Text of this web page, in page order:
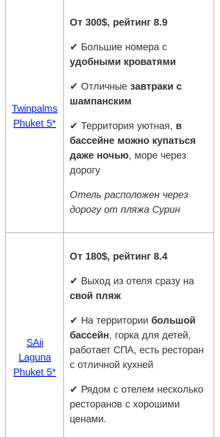
Twinpalms
Phuket 5*
От 300$, рейтинг 8.9
✔ Большие номера с
удобными кроватями
✔ Отличныезавтраки с
шампанским
✔ Территория уютная, в
бассейне можно купаться
даже ночью, море через
дорогу
Отель расположен через
дорогу от пляжа Сурин
SAii
Laguna
Phuket 5*
От 180$, рейтинг 8.4
✔ Выход из отеля сразу на
свой пляж
✔ На территории большой
бассейн, горка для детей,
работает СПА, есть ресторан
с отличной кухней
✔ Рядом с отелем несколько
ресторанов с хорошими
ценами.